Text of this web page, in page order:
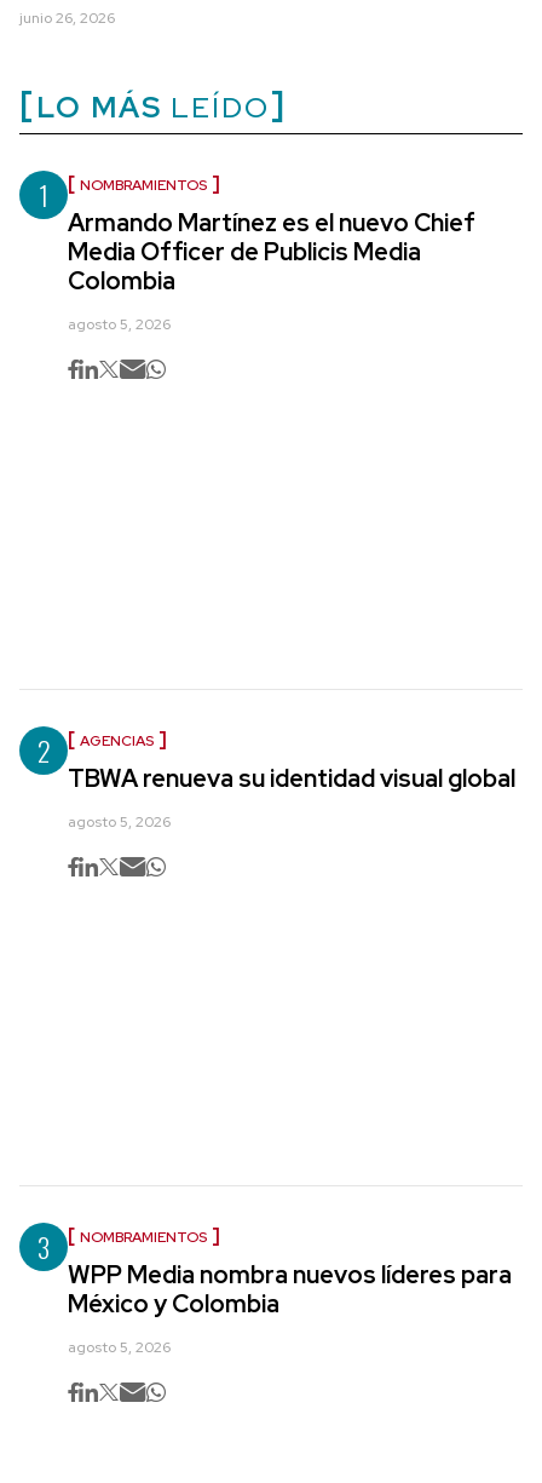
junio 26, 2026
LO MÁS LEÍDO
1 NOMBRAMIENTOS
Armando Martínez es el nuevo Chief
Media Officer de Publicis Media
Colombia
agosto 5, 2026
2 AGENCIAS
TBWA renueva su identidad visual global
agosto 5, 2026
3 NOMBRAMIENTOS
WPP Media nombra nuevos líderes para
México y Colombia
agosto 5, 2026